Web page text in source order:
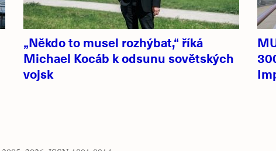
„Někdo to musel rozhýbat,“ říká
Michael Kocáb k odsunu sovětských
vojsk